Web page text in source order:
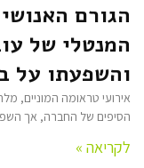
הגורם
המנטלי של
והשפעתו על
אירועי טראומה המוניים,
הסיפים של החברה, אך
לקריאה »